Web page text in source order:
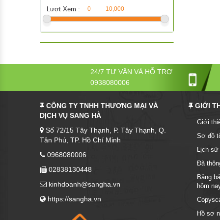
Bảng Di Động Trắng
Bảng Có Bánh Xe
Bảng Di Động Xanh
Bảng Kính Từ
Vật Liệu Làm Bảng
Keo Làm Bảng
Gỗ Làm Bảng
Nhựa Làm Bảng
Cần Xé
Thùng Rác - Sọt Nhựa
Thùng Gạo
Khay Nhựa
Xô Nhựa
Nhựa Gia Dụng Khác
Bô + Nắp
Dĩa nhựa
Hệ Thống Báo Cháy
Búa Thoát Hiểm
Lượt Xem : 0 10,000
24/7 TƯ VẤN VÀ HỖ TRỢ
0938080006
CÔNG TY TNHH THƯƠNG MẠI VÀ
DỊCH VỤ SANG HÀ
Số 72/15 Tây Thạnh, P. Tây Thạnh, Q.
Tân Phú, TP. Hồ Chí Minh
0968080006
02838130448
kinhdoanh@sangha.vn
https://sangha.vn
GIỚI
Giới
Sơ đồ
Lịch sử
Đã
Bảng
hôm
Hồ sơ